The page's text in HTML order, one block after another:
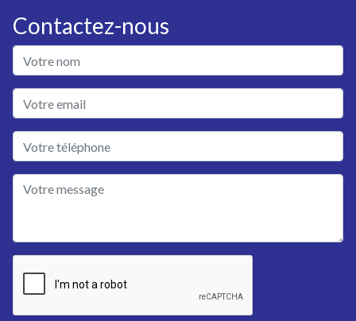
Contactez-nous